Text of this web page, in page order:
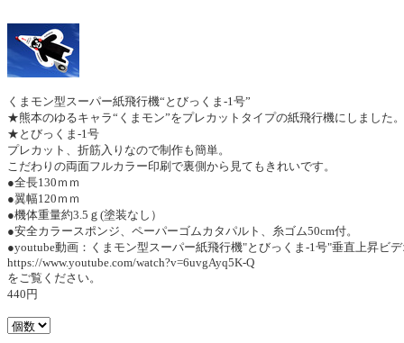
くまモン型スーパー紙飛行機“とびっくま-1号”
★熊本のゆるキャラ“くまモン”をプレカットタイプの紙飛行機にしました
★とびっくま-1号
プレカット、折筋入りなので制作も簡単。
こだわりの両面フルカラー印刷で裏側から見てもきれいです。
●全長130ｍｍ
●翼幅120ｍｍ
●機体重量約3.5ｇ(塗装なし）
●安全カラースポンジ、ペーパーゴムカタパルト、糸ゴム50cm付。
●youtube動画：くまモン型スーパー紙飛行機"とびっくま-1号"垂直上昇ビ
https://www.youtube.com/watch?v=6uvgAyq5K-Q
をご覧ください。
440円